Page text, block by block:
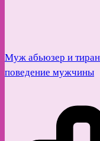
Муж абьюзер и тиран
поведение мужчины